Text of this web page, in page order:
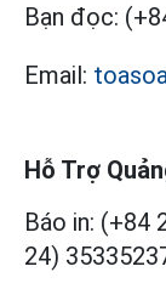
Bạn đọc:
Email:
Hỗ Trợ
Báo in: (+84
24)